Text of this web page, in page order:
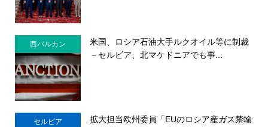
西バルカン
米国、ロシア石油大手ルクオイル等に制裁
－セルビア、北マケドニアでも事...
セルビア
拡大担当欧州委員「EUのロシア産ガス禁輸